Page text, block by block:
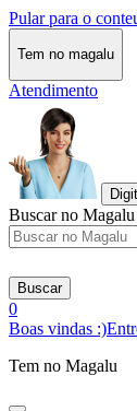
Pular para o
Tem no magalu
Atendimento
Buscar no Magalu
Buscar
0
Boas vindas :)
Tem no Magalu